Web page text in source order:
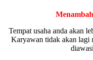
Tempat usaha anda akan
Karyawan tidak akan lagi